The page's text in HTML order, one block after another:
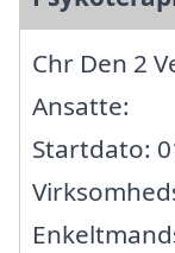
Chr Den 2
Ansatte:
Startdato: